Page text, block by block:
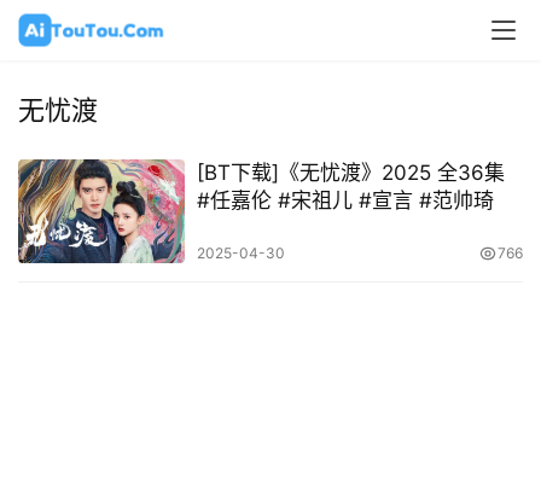
无忧渡
[BT下载]《无忧渡》2025 全36集
#任嘉伦 #宋祖儿 #宣言 #范帅琦
2025-04-30 766